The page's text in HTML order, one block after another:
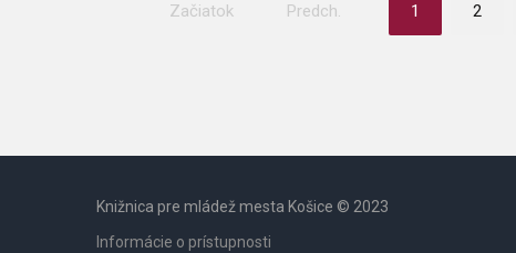
Začiatok Predch. 1 2
Knižnica pre mládež mesta Košice © 2023
Informácie o prístupnosti